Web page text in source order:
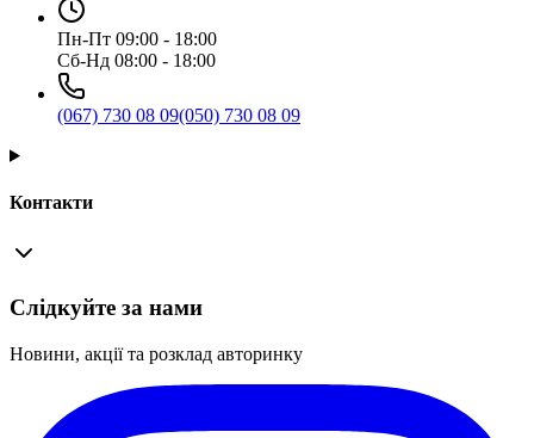
Пн-Пт 09:00 - 18:00
Сб-Нд 08:00 - 18:00
(067) 730 08 09(050) 730 08 09
Контакти
Слідкуйте за нами
Новини, акції та розклад авторинку